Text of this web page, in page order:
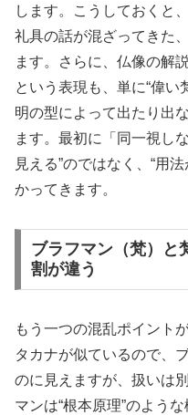
します。こうしておくと
礼具の話が混ざってきた
ます。さらに、仏像の解
という表現も、単に“偉い
明の型によって出たり出
ます。最初に「同一視し
見える”のではなく、“用
かってきます。
ブラフマン（梵）と
割が違う
もう一つの混乱ポイント
タカナが似ているので、
のに見えますが、扱いは
マンは“根本原理”のよう